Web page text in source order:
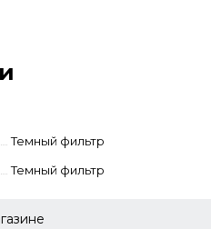
виде освежает цвет создает
Темный фильтр
Темный фильтр